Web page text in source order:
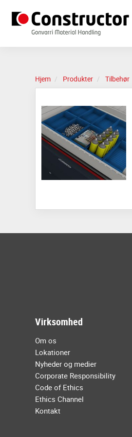
main
Hjem Produkter Tilbehør
Virksomhed
Om os
Lokationer
Nyheder og medier
Corporate Responsibility
Code of Ethics
Ethics Channel
Kontakt